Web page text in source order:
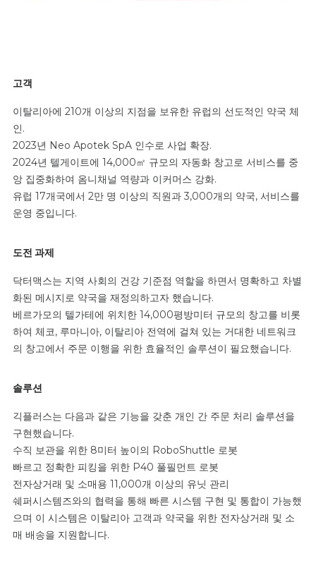
고객
이탈리아에 210개 이상의 지점을 보유한 유럽의 선도적인 약국 체
인.
2023년 Neo Apotek SpA 인수로 사업 확장.
2024년 텔게이트에 14,000㎡ 규모의 자동화 창고로 서비스를 중
앙 집중화하여 옴니채널 역량과 이커머스 강화.
유럽 17개국에서 2만 명 이상의 직원과 3,000개의 약국, 서비스를
운영 중입니다.
도전 과제
닥터맥스는 지역 사회의 건강 기준점 역할을 하면서 명확하고 차별
화된 메시지로 약국을 재정의하고자 했습니다.
베르가모의 텔가테에 위치한 14,000평방미터 규모의 창고를 비롯
하여 체코, 루마니아, 이탈리아 전역에 걸쳐 있는 거대한 네트워크
의 창고에서 주문 이행을 위한 효율적인 솔루션이 필요했습니다.
솔루션
긱플러스는 다음과 같은 기능을 갖춘 개인 간 주문 처리 솔루션을
구현했습니다.
수직 보관을 위한 8미터 높이의 RoboShuttle 로봇
빠르고 정확한 피킹을 위한 P40 풀필먼트 로봇
전자상거래 및 소매용 11,000개 이상의 유닛 관리
쉐퍼시스템즈와의 협력을 통해 빠른 시스템 구현 및 통합이 가능했
으며 이 시스템은 이탈리아 고객과 약국을 위한 전자상거래 및 소
매 배송을 지원합니다.